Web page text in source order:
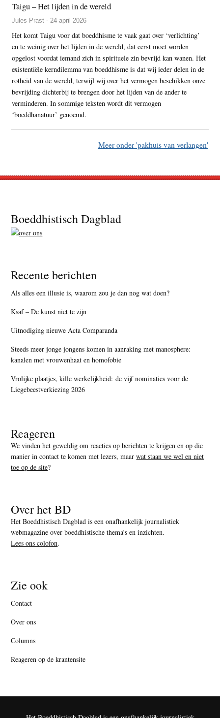
Taigu – Het lijden in de wereld
Jules Prast - 24 april 2026
Het komt Taigu voor dat boeddhisme te vaak gaat over ‘verlichting’
en te weinig over het lijden in de wereld, dat eerst moet worden
opgelost voordat iemand zich in spirituele zin bevrijd kan wanen. Het
existentiële kerndilemma van boeddhisme is dat wij ieder delen in de
rotheid van de wereld, terwijl wij over het vermogen beschikken onze
bevrijding dichterbij te brengen door het lijden van de ander te
verminderen. In sommige teksten wordt dit vermogen
‘boeddhanatuur’ genoemd.
Meer onder 'pakhuis van verlangen'
Footer
Boeddhistisch Dagblad
Recente berichten
Als alles een illusie is, waarom zou je dan nog wat doen?
Ksaf – De kunst niet te zijn
Uitnodiging nieuwe Acta Comparanda
Steeds meer jonge jongens komen in aanraking met manosphere:
kanalen met vrouwenhaat en homofobie
Vrolijke plaatjes, kille werkelijkheid: de vijf nominaties voor de
Liegebeestverkiezing 2026
Reageren
We vinden het geweldig om reacties op berichten te krijgen en op die
manier in contact te komen met lezers, maarwat staan we wel en niet
toe op de site?
Over het BD
Het Boeddhistisch Dagblad is een onafhankelijk journalistiek
webmagazine over boeddhistische thema’s en inzichten.
Lees ons colofon.
Zie ook
Contact
Over ons
Columns
Reageren op de krantensite